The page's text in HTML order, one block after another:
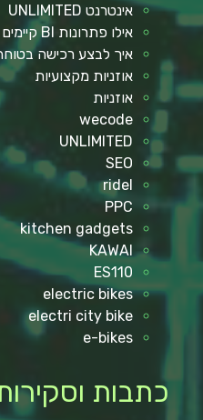
אינטרנט UNLIMITED
אילו פתרונות BI קיימים היום
איך לבצע רכישה
אוזניות מקצועיות
אוזניות
wecode
UNLIMITED
SEO
ridel
PPC
kitchen gadgets
KAWAI
ES110
electric bikes
electri city bike
e-bikes
כתבות